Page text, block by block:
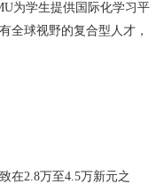
为学生提供国际化学习平
全球视野的复合型人才，
在2.8万至4.5万新元之